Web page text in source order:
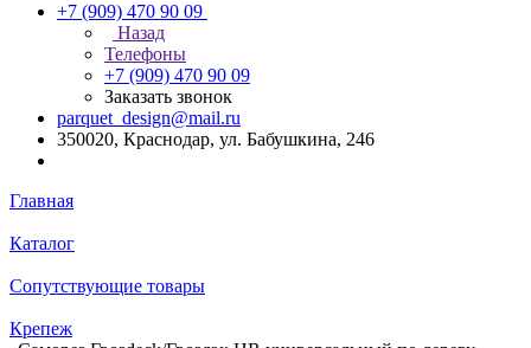
+7 (909) 470 90 09
Назад
Телефоны
+7 (909) 470 90 09
Заказать звонок
parquet_design@mail.ru
350020, Краснодар, ул. Бабушкина, 246
Главная
Каталог
Сопутствующие товары
Крепеж